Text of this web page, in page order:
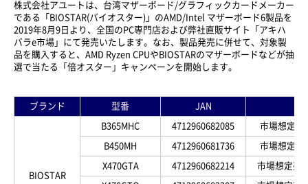
株式会社アユートは、台湾マザーボード/グラフィックカードメーカー
である「BIOSTAR(バイオスター)」のAMD/Intel マザーボード6製品を
2019年8月9日より、全国のPC専門店および弊社直販サイト「アキハ
バラe市場」にて発売いたします。なお、製品発売に併せて、対象製
品を購入すると、AMD Ryzen CPUやBIOSTARのマザーボードなどが抽
選で当たる「倍オスター」キャンペーンを開始します。
ブランド 型番 JAN
BIOSTAR
B365MHC 4712960682085 市場想定売
B450MH 4712960681736 市場想定売
X470GTA 4712960682214 市場想定売